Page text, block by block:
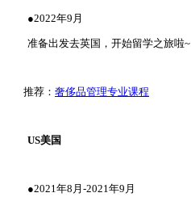
●2022年9月
准备出发去英国，开始留学之旅啦~
推荐： 奢侈品管理专业课程
US美国
●2021年8月-2021年9月